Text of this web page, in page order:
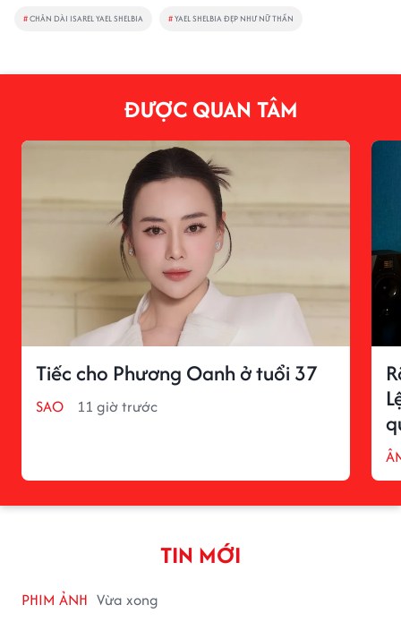
#CHÂN DÀI ISAREL YAEL SHELBIA #YAEL SHELBIA ĐẸP NHƯ NỮ THẦN
ĐƯỢC QUAN TÂM
Tiếc cho Phương Oanh ở tuổi 37
SAO 11 giờ trước
TIN MỚI
PHIM ẢNH Vừa xong